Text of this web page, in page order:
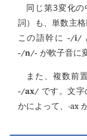
同じ第3変化
詞）も、単数主
この語幹に -/i/
-/n/- が軟子音に
また、複数前
-/ax/ です。文
かによって、 -ах